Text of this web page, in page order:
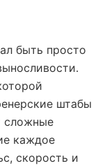
быть просто
штабы
сложные
каждое
скорость и